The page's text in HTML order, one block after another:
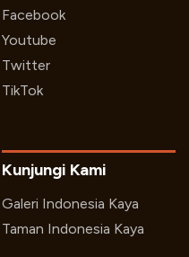
Facebook
Youtube
Twitter
TikTok
Kunjungi Kami
Galeri Indonesia Kaya
Taman Indonesia Kaya